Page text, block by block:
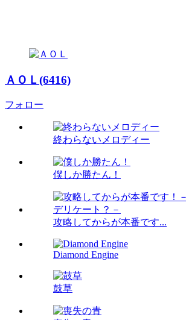
ＡＯＬ(6416)
フォロー
終わらないメロディー
僕しか勝たん！
攻略してからが本番です...
Diamond Engine
鼓草